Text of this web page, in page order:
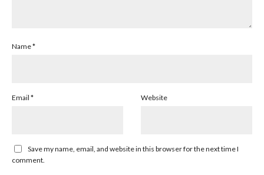
Name*
Email * Website
Save my name, email, and website in this browser for the next time I
comment.